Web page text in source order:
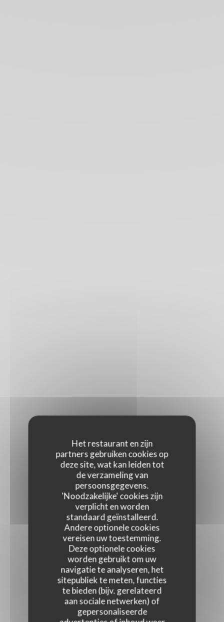
Het restaurant en zijn
partners gebruiken cookies op
deze site, wat kan leiden tot
de verzameling van
persoonsgegevens.
'Noodzakelijke' cookies zijn
verplicht en worden
standaard geïnstalleerd.
Andere optionele cookies
vereisen uw toestemming.
Deze optionele cookies
worden gebruikt om uw
navigatie te analyseren, het
sitepubliek te meten, functies
te bieden (bijv. gerelateerd
aan sociale netwerken) of
gepersonaliseerde